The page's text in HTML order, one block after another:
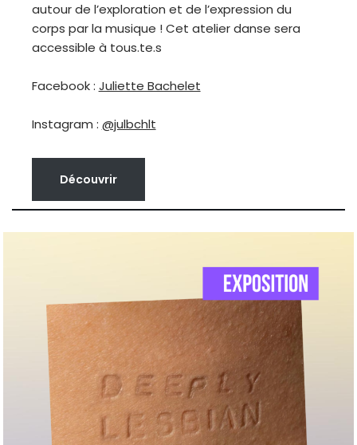
autour de l’exploration et de l’expression du
corps par la musique ! Cet atelier danse sera
accessible à tous.te.s
Facebook : Juliette Bachelet
Instagram : @julbchlt
Découvrir